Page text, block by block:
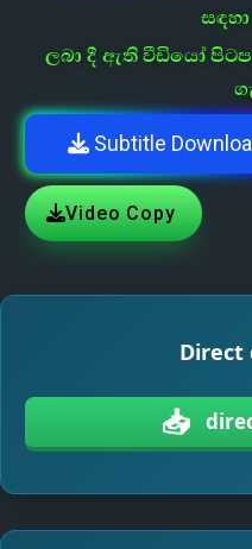
ලබා දී ඇති වීඩියෝ
Subtitle
Video Copy
Direct
📥